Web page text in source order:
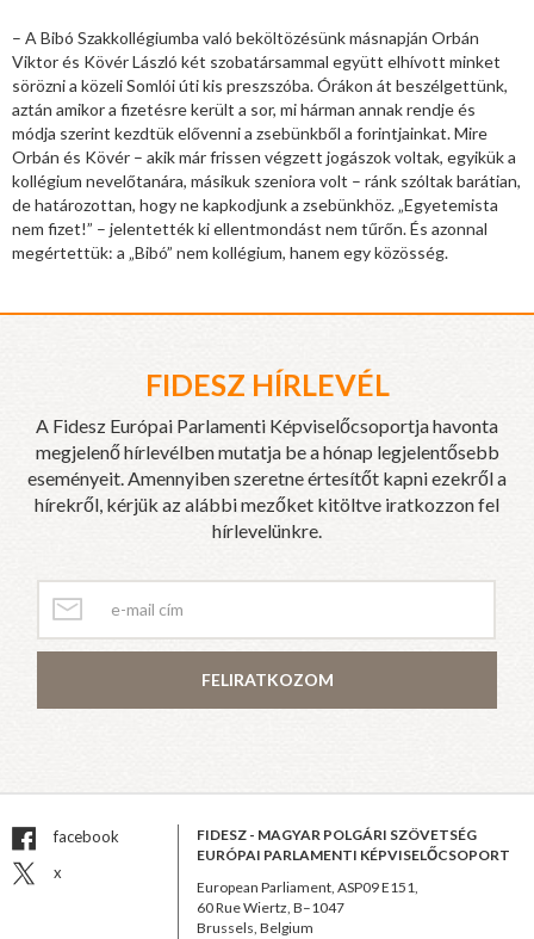
– A Bibó Szakkollégiumba való beköltözésünk másnapján Orbán
Viktor és Kövér László két szobatársammal együtt elhívott minket
sörözni a közeli Somlói úti kis preszszóba. Órákon át beszélgettünk,
aztán amikor a fizetésre került a sor, mi hárman annak rendje és
módja szerint kezdtük elővenni a zsebünkből a forintjainkat. Mire
Orbán és Kövér – akik már frissen végzett jogászok voltak, egyikük a
kollégium nevelőtanára, másikuk szeniora volt – ránk szóltak barátian,
de határozottan, hogy ne kapkodjunk a zsebünkhöz. „Egyetemista
nem fizet!” – jelentették ki ellentmondást nem tűrőn. És azonnal
megértettük: a „Bibó” nem kollégium, hanem egy közösség.
FIDESZ HÍRLEVÉL
A Fidesz Európai Parlamenti Képviselőcsoportja havonta
megjelenő hírlevélben mutatja be a hónap legjelentősebb
eseményeit. Amennyiben szeretne értesítőt kapni ezekről a
hírekről, kérjük az alábbi mezőket kitöltve iratkozzon fel
hírlevelünkre.
FELIRATKOZOM
facebook
x
FIDESZ - MAGYAR POLGÁRI SZÖVETSÉG
EURÓPAI PARLAMENTI KÉPVISELŐCSOPORT
European Parliament, ASP09 E151,
60 Rue Wiertz, B–1047
Brussels, Belgium